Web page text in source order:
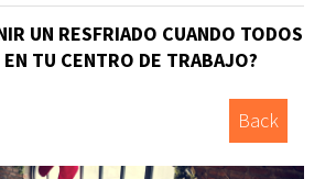
UN RESFRIADO CUANDO TODOS
TU CENTRO DE TRABAJO?
Back